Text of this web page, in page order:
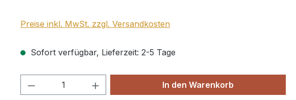
Preise inkl. MwSt. zzgl. Versandkosten
Sofort verfügbar, Lieferzeit: 2-5 Tage
Produkt Anzahl: Gib den gewünschten Wert
In den Warenkorb